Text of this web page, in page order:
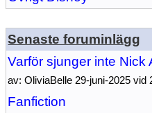
Senaste foruminlägg
Varför sjunger inte Nick
av: OliviaBelle 29-juni-2025 vid
Fanfiction